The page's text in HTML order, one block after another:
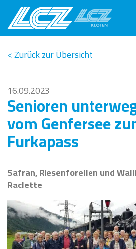
< Zurück zur Übersicht
16.09.2023
Senioren
vom Genfersee
Furkapass
Safran, Riesenforellen und
Raclette